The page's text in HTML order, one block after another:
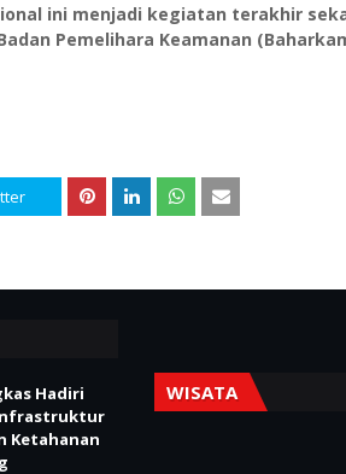
ini menjadi kegiatan terakhir
Pemelihara Keamanan
Hadiri
Ketahanan
WISATA